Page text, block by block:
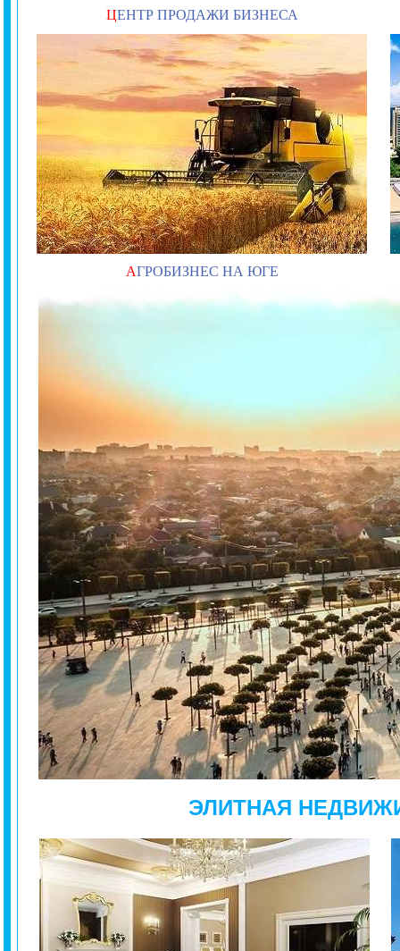
ЦЕНТР ПРОДАЖИ БИЗНЕСА
АГРОБИЗНЕС НА ЮГЕ
ЭЛИТНАЯ